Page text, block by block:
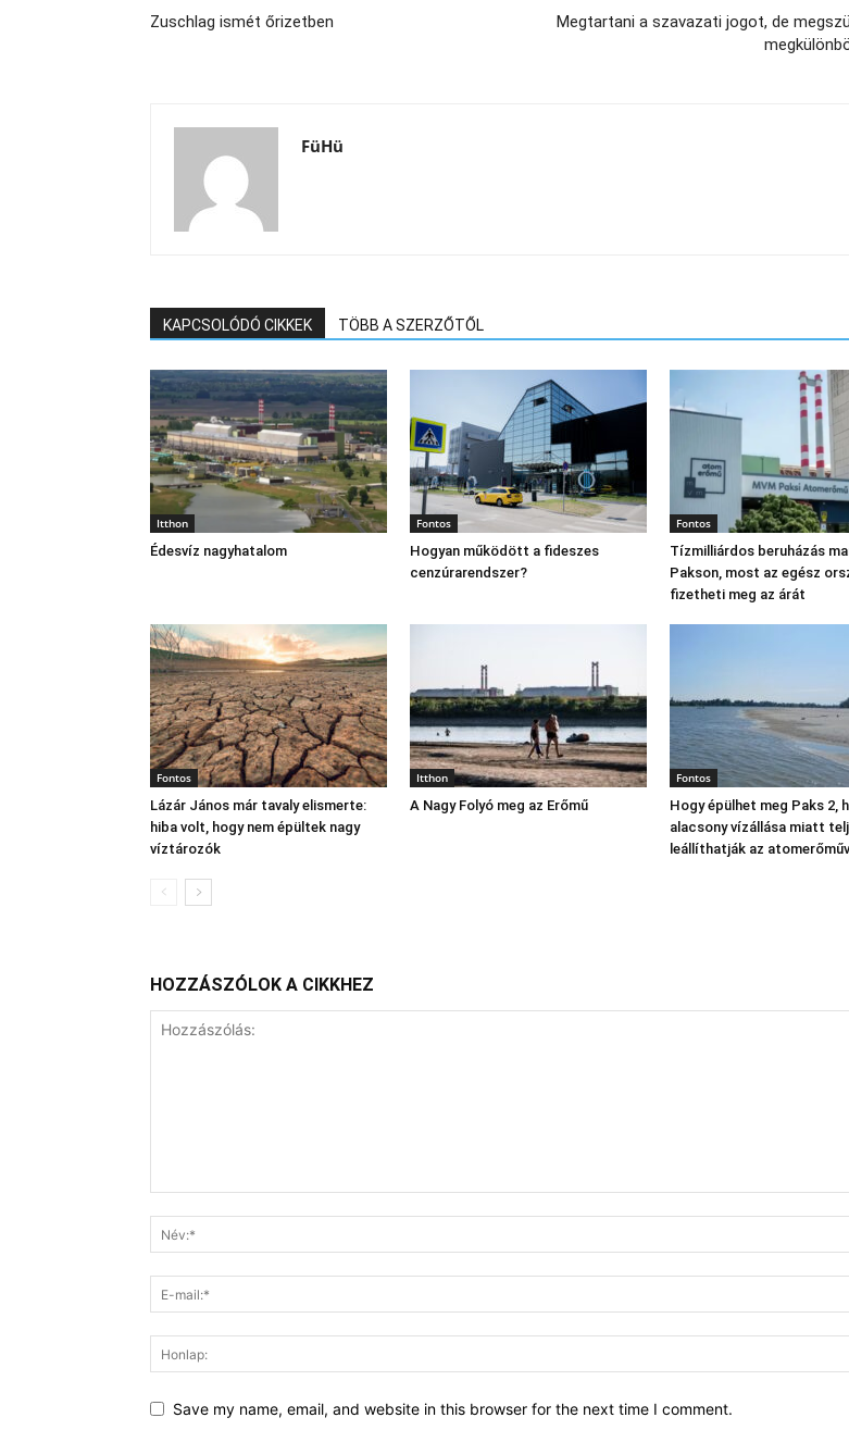
Zuschlag ismét őrizetben
Megtartani a szavazati jogot, de
FüHü
KAPCSOLÓDÓ CIKKEK TÖBB A SZERZŐTŐL
Itthon
Édesvíz nagyhatalom
Fontos
Hogyan működött a fideszes
cenzúrarendszer?
Fontos
Tízmilliárdos beruházás
Pakson, most az egész
fizetheti meg az árát
Fontos
Lázár János már tavaly elismerte:
hiba volt, hogy nem épültek nagy
víztározók
Itthon
A Nagy Folyó meg az Erőmű
Fontos
Hogy épülhet meg Paks 2,
alacsony vízállása miatt
leállíthatják az
HOZZÁSZÓLOK A CIKKHEZ
Save my name, email, and website in this browser for the next time I comment.